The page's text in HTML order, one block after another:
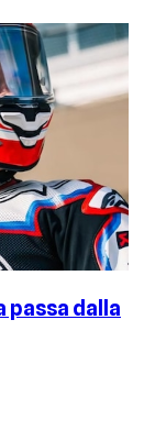
passa dalla